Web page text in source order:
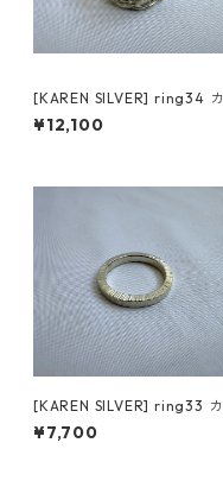
[KAREN SILVER] ring34 カ
ンシルバー リング 18号
¥12,100
[KAREN SILVER] ring33 カ
ンシルバー リング 21号
¥7,700